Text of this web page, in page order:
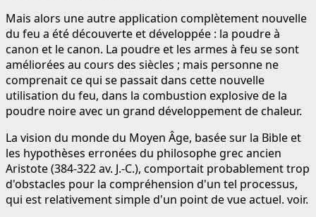
Mais alors une autre application complètement nouvelle
du feu a été découverte et développée : la poudre à
canon et le canon. La poudre et les armes à feu se sont
améliorées au cours des siècles ; mais personne ne
comprenait ce qui se passait dans cette nouvelle
utilisation du feu, dans la combustion explosive de la
poudre noire avec un grand développement de chaleur.
La vision du monde du Moyen Âge, basée sur la Bible et
les hypothèses erronées du philosophe grec ancien
Aristote (384-322 av. J.-C.), comportait probablement trop
d'obstacles pour la compréhension d'un tel processus,
qui est relativement simple d'un point de vue actuel. voir.